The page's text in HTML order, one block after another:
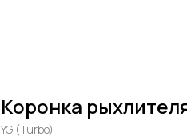
Коронка
YG (Turbo)